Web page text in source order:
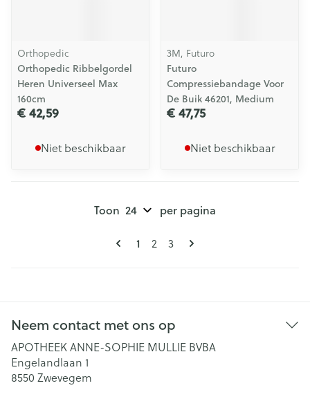
Orthopedic
Orthopedic Ribbelgordel
Heren Universeel Max
160cm
€ 42,59
Niet beschikbaar
3M, Futuro
Futuro
Compressiebandage Voor
De Buik 46201, Medium
€ 47,75
Niet beschikbaar
Pagina's
U lees momenteel pagina
1 Pagina
2 Pagina
3
Toon per pagina
Neem contact met ons op
APOTHEEK ANNE-SOPHIE MULLIE BVBA
Engelandlaan 1
8550 Zwevegem